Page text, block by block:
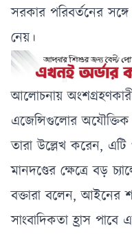
সরকার পরিবর্তনের
নেয়।
আলোচনায়
এজেন্সিগুলোর অযৌক্তিক
তারা উল্লেখ করেন, এটি
মানদণ্ডের ক্ষেত্রে বড়
বক্তারা বলেন, আইনের
সাংবাদিকতা হ্রাস